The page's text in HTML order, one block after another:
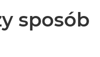
sposób